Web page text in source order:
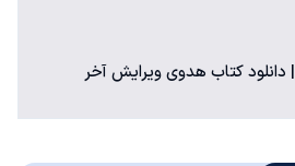
| دانلود کتاب هدوی ویرایش آخر